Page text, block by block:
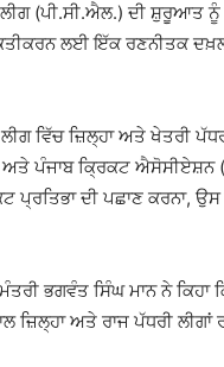
(ਪੀ.ਸੀ.ਐਲ.) ਦੀ ਸ਼ੁਰੂਆਤ
ਲਈ ਇੱਕ ਰਣਨੀਤਕ
ਵਿੱਚ ਜ਼ਿਲ੍ਹਾ ਅਤੇ ਖੇਤਰੀ ਪੱਧਰ
ਪੰਜਾਬ ਕ੍ਰਿਕਟ ਐਸੋਸੀਏਸ਼ਨ
ਪ੍ਰਤਿਭਾ ਦੀ ਪਛਾਣ ਕਰਨਾ,
ਭਗਵੰਤ ਸਿੰਘ ਮਾਨ ਨੇ ਕਿਹਾ
ਅਤੇ ਰਾਜ ਪੱਧਰੀ ਲੀਗਾਂ